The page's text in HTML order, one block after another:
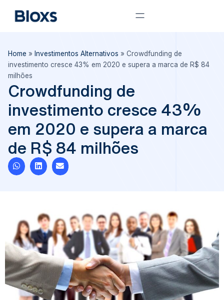
Home » Investimentos Alternativos » Crowdfunding de
investimento cresce 43% em 2020 e supera a marca de R$ 84
milhões
Crowdfunding de
investimento cresce 43%
em 2020 e supera a marca
de R$ 84 milhões